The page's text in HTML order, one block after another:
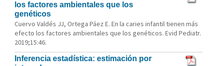
los factores ambientales que los
genéticos
Cuervo Valdés JJ, Ortega Páez E. En la caries infantil tienen más
efecto los factores ambientales que los genéticos. Evid Pediatr.
2019;15:46.
Inferencia estadística: estimación por